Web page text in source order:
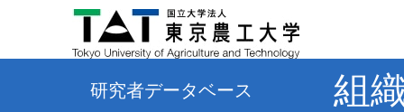
研究者データベース 組